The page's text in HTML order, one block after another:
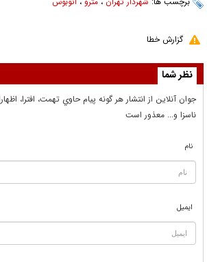
گزارش خطا
نظر شما
جوان آنلاين از انتشار هر گونه پيام حاوي تهمت، افترا،
ناسزا و... معذور است
نام
ایمیل